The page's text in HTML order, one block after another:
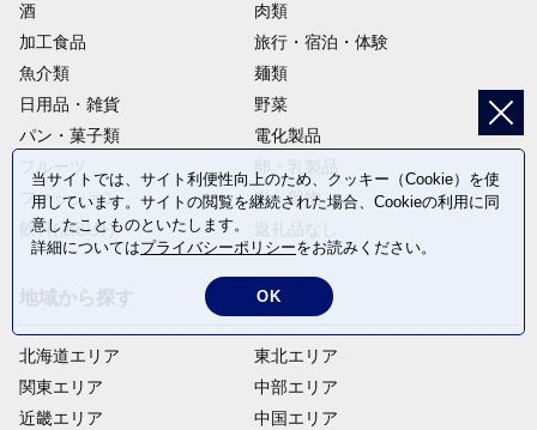
酒
肉類
加工食品
旅行・宿泊・体験
魚介類
麺類
日用品・雑貨
野菜
パン・菓子類
電化製品
ファッション
米・穀物
飲料(酒以外)
北海道エリア
関東エリア
近畿エリア
東北エリア
中部エリア
中国エリア
当サイトでは、サイト利便性向上のため、クッキー（Cookie）を使
用しています。サイトの閲覧を継続された場合、Cookieの利用に同
意したことものといたします。
詳細についてはプライバシーポリシーをお読みください。
OK